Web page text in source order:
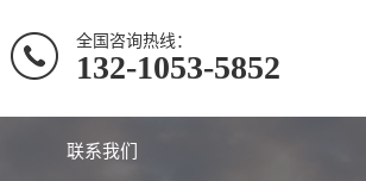
全国咨询热线：
132-1053-5852
联系我们